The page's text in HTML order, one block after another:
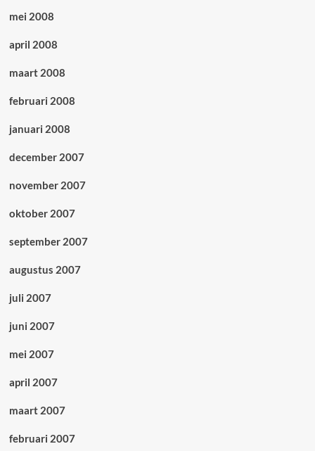
mei 2008
april 2008
maart 2008
februari 2008
januari 2008
december 2007
november 2007
oktober 2007
september 2007
augustus 2007
juli 2007
juni 2007
mei 2007
april 2007
maart 2007
februari 2007